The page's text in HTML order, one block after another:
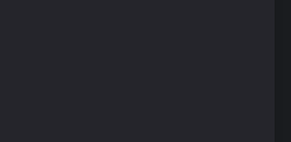
。我想赢。如果你不想赢，我就退
在一次次失败中继续战斗，直到迎
发生在夏末的，关于成长与坚持的